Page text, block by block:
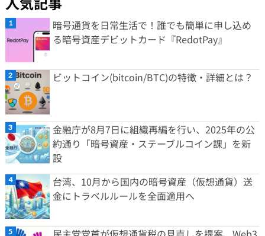
暗号通貨を日常生活で！誰でも簡単に申し込め
る暗号資産デビットカード『RedotPay』
ビットコイン(bitcoin/BTC)の特徴・詳細とは？
金融庁が8月7日に組織再編を行い、2025年の公
約通り「暗号資産・ステーブルコイン課」を新
設
台湾、10月から国内の暗号資産（仮想通貨）送
金にトラベルルールを全面適用へ